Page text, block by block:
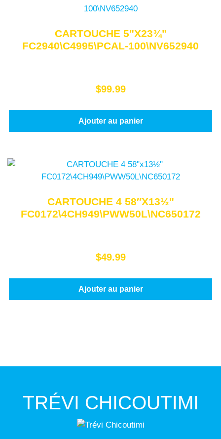
CARTOUCHE 5"X23¾"
FC2940\C4995\PCAL-100\NV652940
$99.99
Ajouter au panier
CARTOUCHE 4 58″X13½"
FC0172\4CH949\PWW50L\NC650172
$49.99
Ajouter au panier
TRÉVI CHICOUTIMI